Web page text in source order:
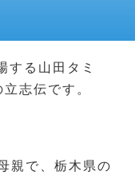
する山田タミ
志伝です。
親で、栃木県の